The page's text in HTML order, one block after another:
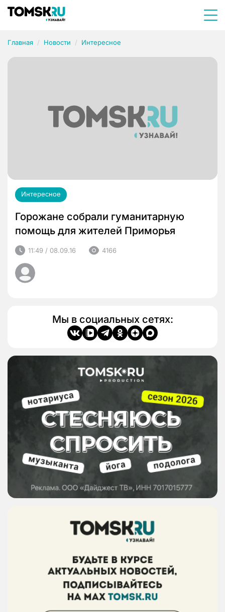
Главная Новости Интересное
Интересное
Горожане собрали гуманитарную
помощь для жителей Приморья
11:49 / 08.09.16 4166
Мы в социальных сетях: